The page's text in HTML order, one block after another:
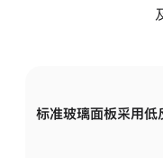
标准玻璃面板采用低